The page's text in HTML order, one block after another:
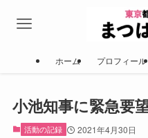
ホーム プロフィール
小池知事に緊急要
活動の記録 2021年4月30日